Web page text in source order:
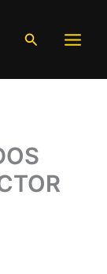
Buscar